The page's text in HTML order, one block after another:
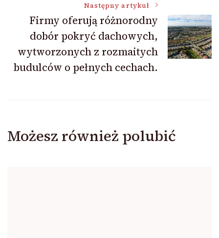
Następny artykuł
Firmy oferują różnorodny
dobór pokryć dachowych,
wytworzonych z rozmaitych
budulców o pełnych cechach.
Możesz również polubić